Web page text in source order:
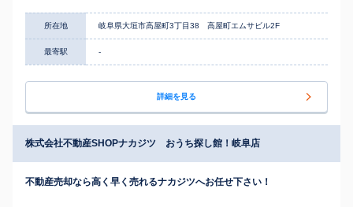
所在地 岐阜県大垣市高屋町3丁目38 高屋町エムサビル2F
最寄駅 -
詳細を見る
株式会社不動産SHOPナカジツ おうち探し館！岐阜店
不動産売却なら高く早く売れるナカジツへお任せ下さい！